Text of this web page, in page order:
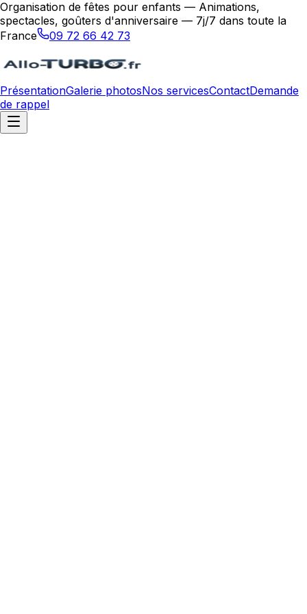
Organisation de fêtes pour enfants — Animations,
spectacles, goûters d'anniversaire — 7j/7 dans toute la
France
09 72 66 42 73
PrésentationGalerie photosNos servicesContactDemande
de rappel